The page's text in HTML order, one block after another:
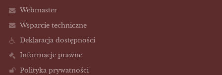
Webmaster
Wsparcie techniczne
Deklaracja dostępności
Informacje prawne
Polityka prywatności